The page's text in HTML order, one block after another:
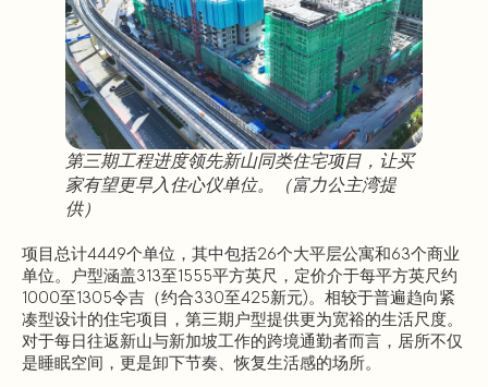
第三期工程进度领先新山同类住宅项目，让买
家有望更早入住心仪单位。（富力公主湾提
供）
项目总计4449个单位，其中包括26个大平层公寓和63个商业
单位。户型涵盖313至1555平方英尺，定价介于每平方英尺约
1000至1305令吉（约合330至425新元)。相较于普遍趋向紧
凑型设计的住宅项目，第三期户型提供更为宽裕的生活尺度。
对于每日往返新山与新加坡工作的跨境通勤者而言，居所不仅
是睡眠空间，更是卸下节奏、恢复生活感的场所。